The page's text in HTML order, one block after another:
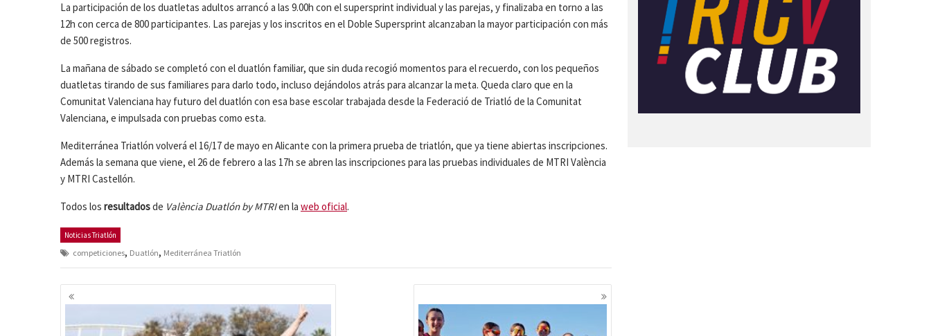
La participación de los duatletas adultos arrancó a las 9.00h con el supersprint individual y las parejas, y finalizaba en torno a las
12h con cerca de 800 participantes. Las parejas y los inscritos en el Doble Supersprint alcanzaban la mayor participación con más
de 500 registros.
La mañana de sábado se completó con el duatlón familiar, que sin duda recogió momentos para el recuerdo, con los pequeños
duatletas tirando de sus familiares para darlo todo, incluso dejándolos atrás para alcanzar la meta. Queda claro que en la
Comunitat Valenciana hay futuro del duatlón con esa base escolar trabajada desde la Federació de Triatló de la Comunitat
Valenciana, e impulsada con pruebas como esta.
Mediterránea Triatlón volverá el 16/17 de mayo en Alicante con la primera prueba de triatlón, que ya tiene abiertas inscripciones.
Además la semana que viene, el 26 de febrero a las 17h se abren las inscripciones para las pruebas individuales de MTRI València
y MTRI Castellón.
Todos los resultadosde València Duatlón by MTRIen la web oficial.
Noticias Triatlón
competiciones, Duatlón, Mediterránea Triatlón
Navegación
de
entradas